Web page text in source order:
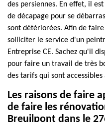
des persiennes. En effet, il
de décapage pour se
sont détériorées. Afin de
solliciter le service d'un
Entreprise CE. Sachez qu'il
pour faire un travail de très
des tarifs qui sont accessibles
Les raisons de faire
de faire les
Breuilpont dans le